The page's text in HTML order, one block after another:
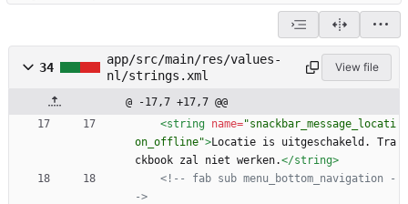
34
app/src/main/res/values-
nl/strings.xml
View file
@ -17,7 +17,7 @@
<string name="snackbar_message_locati
on_offline">Locatie is uitgeschakeld. Tra
ckbook zal niet werken.</string>
<!--
fab sub menu_bottom_navigation
-
->